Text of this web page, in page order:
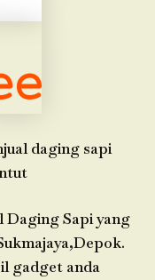
daging sapi
Daging Sapi yang
gadget anda